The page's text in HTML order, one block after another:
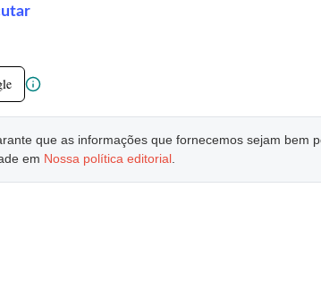
que as informações que fornecemos sejam bem
em Nossa política editorial